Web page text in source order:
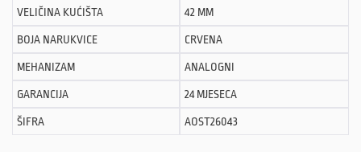
VELIČINA KUĆIŠTA 42 MM
BOJA NARUKVICE CRVENA
MEHANIZAM ANALOGNI
GARANCIJA 24 MJESECA
ŠIFRA AOST26043